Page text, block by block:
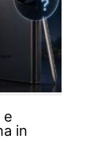
e
in